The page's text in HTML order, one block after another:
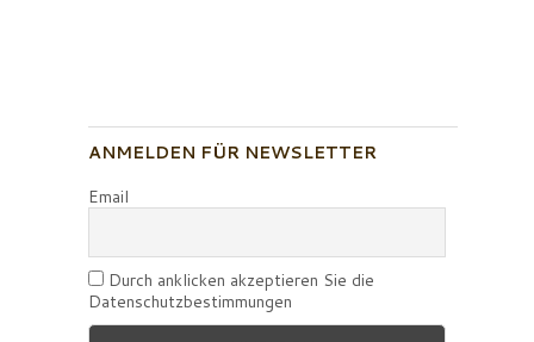
ANMELDEN FÜR NEWSLETTER
Email
Durch anklicken akzeptieren Sie die
Datenschutzbestimmungen